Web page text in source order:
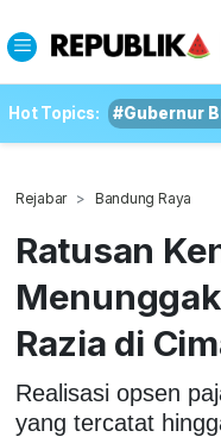
Hot Topics: #Gubernur
Rejabar Bandung Raya
Ratusan
Razia di
Realisasi opsen
yang tercatat